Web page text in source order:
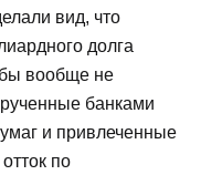
вид, что
долга
вообще не
банками
и привлеченные
по